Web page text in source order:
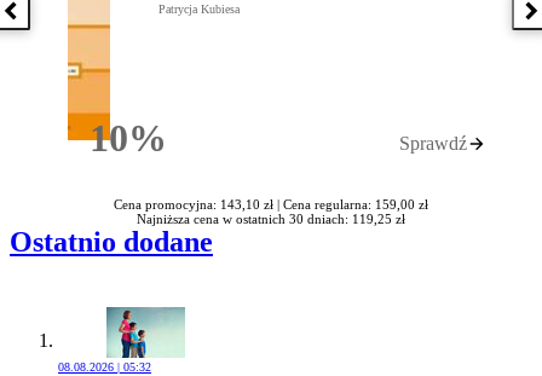
Poprzednia książka
10%Rabatu
Patrycja Kubiesa
Sprawdź
Cena promocyjna: 143,10 zł | Cena regularna: 159,00 zł
Najniższa cena w ostatnich 30 dniach: 119,25 zł
Ostatnio dodane
08.08.2026 | 05:32